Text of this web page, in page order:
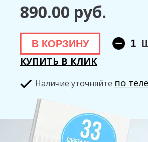
890.00 руб.
В КОРЗИНУ
КУПИТЬ В КЛИК
Hаличие уточняйте по